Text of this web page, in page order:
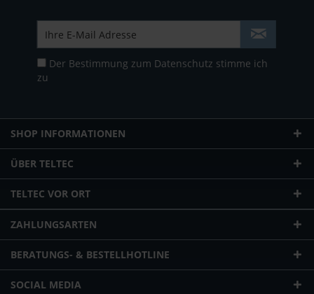
Der Bestimmung zum Datenschutz stimme ich
zu
SHOP INFORMATIONEN
ÜBER TELTEC
TELTEC VOR ORT
ZAHLUNGSARTEN
BERATUNGS- & BESTELLHOTLINE
SOCIAL MEDIA